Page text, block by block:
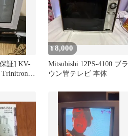
証] KV-
Trinitron
¥8,000
Mitsubishi 12PS-4100 ブラ
ウン管テレビ 本体